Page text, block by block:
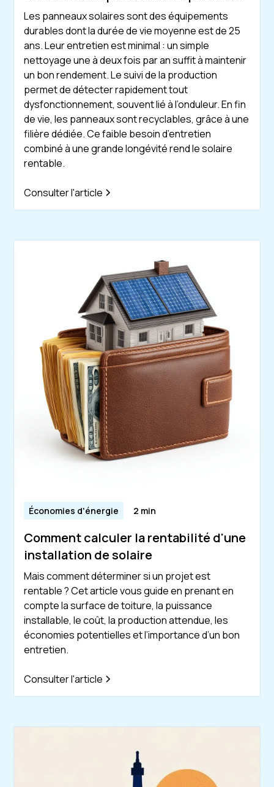
Les panneaux solaires sont des équipements
durables dont la durée de vie moyenne est de 25
ans. Leur entretien est minimal : un simple
nettoyage une à deux fois par an suffit à maintenir
un bon rendement. Le suivi de la production
permet de détecter rapidement tout
dysfonctionnement, souvent lié à l’onduleur. En fin
de vie, les panneaux sont recyclables, grâce à une
filière dédiée. Ce faible besoin d’entretien
combiné à une grande longévité rend le solaire
rentable.
Consulter l'article
Économies d'énergie 2 min
Comment calculer la rentabilité d'une
installation de solaire
Mais comment déterminer si un projet est
rentable ? Cet article vous guide en prenant en
compte la surface de toiture, la puissance
installable, le coût, la production attendue, les
économies potentielles et l’importance d’un bon
entretien.
Consulter l'article